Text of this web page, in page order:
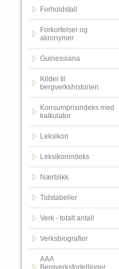
Forholdstall
Forkortelser og
akronymer
Guinessiana
Kilder til
bergverkshistorien
Konsumprisindeks med
kalkulator
Leksikon
Leksikonindeks
Nærblikk
Tidstabeller
Verk - totalt antall
Verksbiografier
AAA
Bergverksfortellinger.